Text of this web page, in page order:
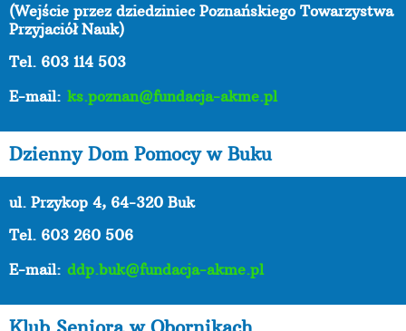
(Wejście przez dziedziniec Poznańskiego Towarzystwa
Przyjaciół Nauk)
Tel. 603 114 503
E-mail: ks.poznan@fundacja-akme.pl
Dzienny Dom Pomocy w Buku
ul. Przykop 4, 64-320 Buk
Tel. 603 260 506
E-mail: ddp.buk@fundacja-akme.pl